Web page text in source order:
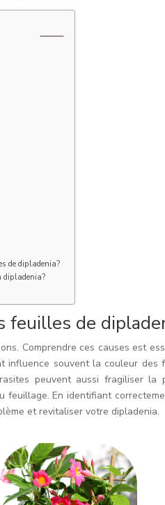
de dipladenia?
dipladenia?
feuilles de
Comprendre ces causes est
influence souvent la couleur des
peuvent aussi fragiliser la
En identifiant
et revitaliser votre dipladenia.